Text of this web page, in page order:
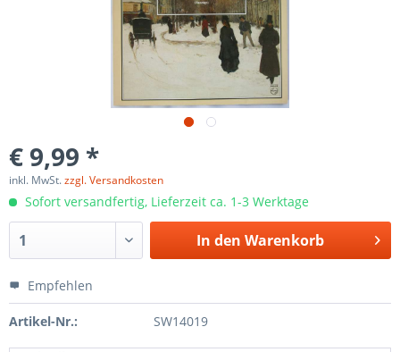
€ 9,99 *
inkl. MwSt.zzgl. Versandkosten
Sofort versandfertig, Lieferzeit ca. 1-3 Werktage
In den Warenkorb
Empfehlen
Artikel-Nr.: SW14019